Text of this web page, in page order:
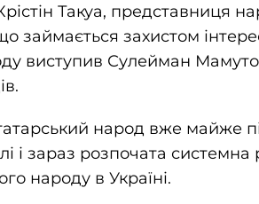
Такуа, представниця
займається захистом
виступив Сулейман
народ вже майже
і зараз розпочата системна
народу в Україні.